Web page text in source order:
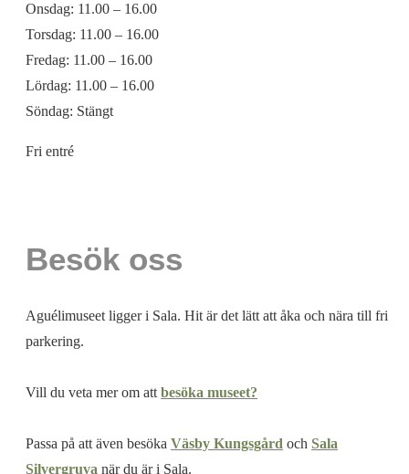
Onsdag: 11.00 – 16.00
Torsdag: 11.00 – 16.00
Fredag: 11.00 – 16.00
Lördag: 11.00 – 16.00
Söndag: Stängt
Fri entré
Besök oss
Aguélimuseet ligger i Sala. Hit är det lätt att åka och nära till fri
parkering.
Vill du veta mer om att besöka museet?
Passa på att även besöka Väsby Kungsgård och Sala
Silvergruva när du är i Sala.